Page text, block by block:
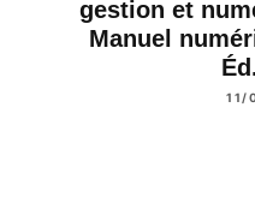
gestion et
Manuel
11/